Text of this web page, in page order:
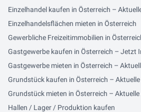
Einzelhandel kaufen in Österreich –
Einzelhandelsflächen mieten in Österreich
Gewerbliche Freizeitimmobilien in
Gastgewerbe kaufen in Österreich – Jetzt
Gastgewerbe mieten in Österreich –
Grundstück kaufen in Österreich –
Grundstück mieten in Österreich –
Hallen / Lager / Produktion kaufen